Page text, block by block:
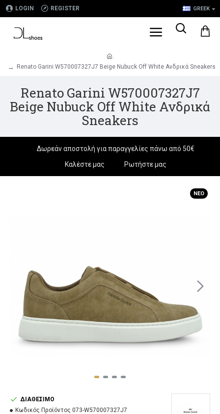
LOGIN REGISTER GREEK
.
Renato Garini W570007327J7 Beige Nubuck Off White Ανδρικά Sneakers
Renato Garini W570007327J7
Beige Nubuck Off White Ανδρικά
Sneakers
Δωρεάν αποστολή για παραγγελίες πάνω από 50€
Καλέστε μας
Ρωτήστε μας
ΝΈΟ
ΔΙΑΘΈΣΙΜΟ
Κωδικός Προϊόντος 073-W570007327J7